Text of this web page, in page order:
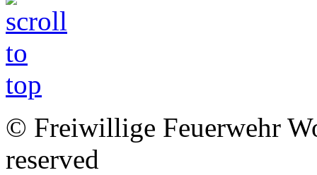
© Freiwillige Feuerwehr
reserved